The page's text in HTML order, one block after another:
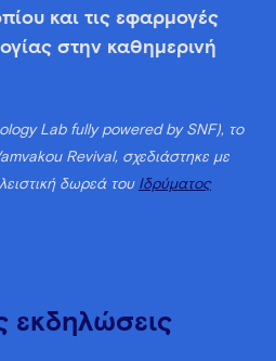
και τις εφαρμογές
στην καθημερινή
Lab fully powered by SNF), το
Revival, σχεδιάστηκε με
δωρεά του Ιδρύματος
εκδηλώσεις